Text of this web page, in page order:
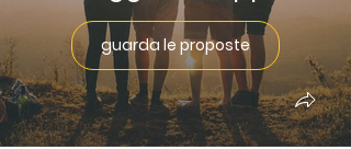
guarda le proposte